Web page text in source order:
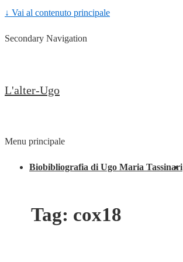
↓ Vai al contenuto principale
Secondary Navigation
L'alter-Ugo
Menu principale
Biobibliografia di Ugo Maria Tassinari
Tag: cox18